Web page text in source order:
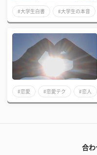
#大学生白書 #大学生の本音
#恋愛 #恋愛テク #恋人
合わ